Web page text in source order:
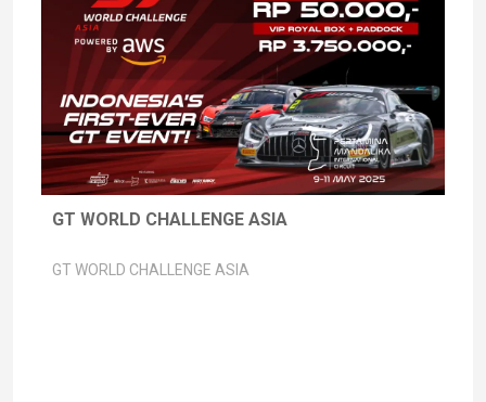
GT WORLD CHALLENGE ASIA
GT WORLD CHALLENGE ASIA